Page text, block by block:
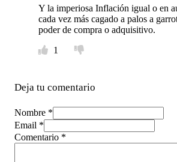
Y la imperiosa Inflación igual o en
cada vez más cagado a palos a
poder de compra o adquisitivo.
1
Deja tu comentario
Nombre *
Email *
Comentario *